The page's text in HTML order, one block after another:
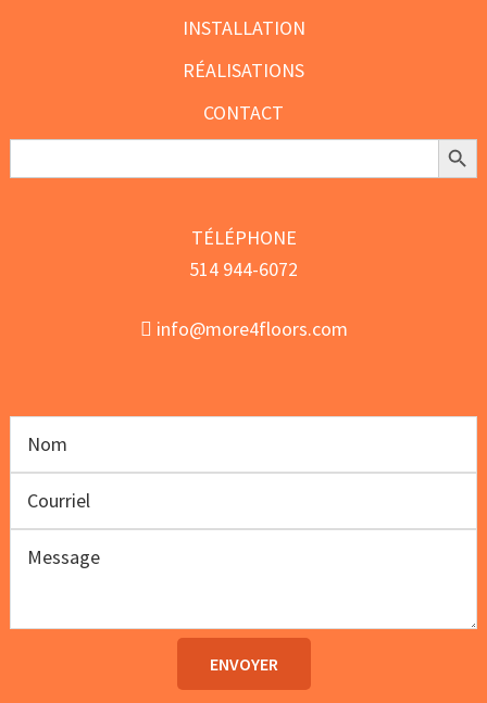
INSTALLATION
RÉALISATIONS
CONTACT
Search
Search
TÉLÉPHONE
514 944-6072
info@more4floors.com